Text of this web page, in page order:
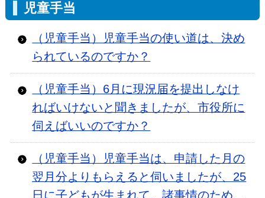
児童手当
（児童手当）児童手当の使い道は、決め
られているのですか？
（児童手当）6月に現況届を提出しなけ
ればいけないと聞きましたが、市役所に
伺えばいいのですか？
（児童手当）児童手当は、申請した月の
翌月分よりもらえると伺いましたが、25
日に子どもが生まれて、諸事情のため、